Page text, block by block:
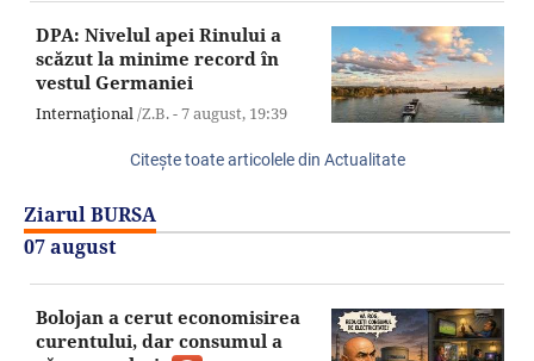
DPA: Nivelul apei Rinului a
scăzut la minime record în
vestul Germaniei
Internaţional/Z.B. -7 august, 19:39
Citeşte toate articolele din Actualitate
Ziarul BURSA
07 august
Bolojan a cerut economisirea
curentului, dar consumul a